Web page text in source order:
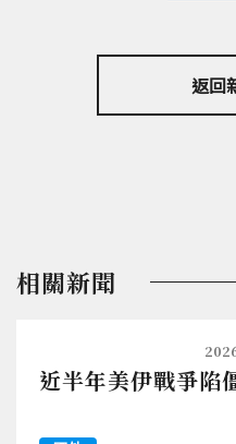
返回
相關新聞
近半年美伊戰爭陷